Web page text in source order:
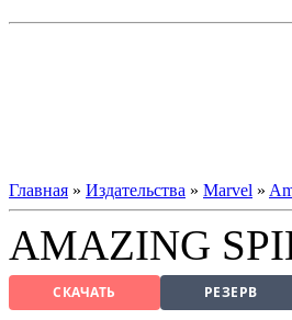
Главная » Издательства » Marvel »
AMAZING
СКАЧАТЬ РЕЗЕРВ